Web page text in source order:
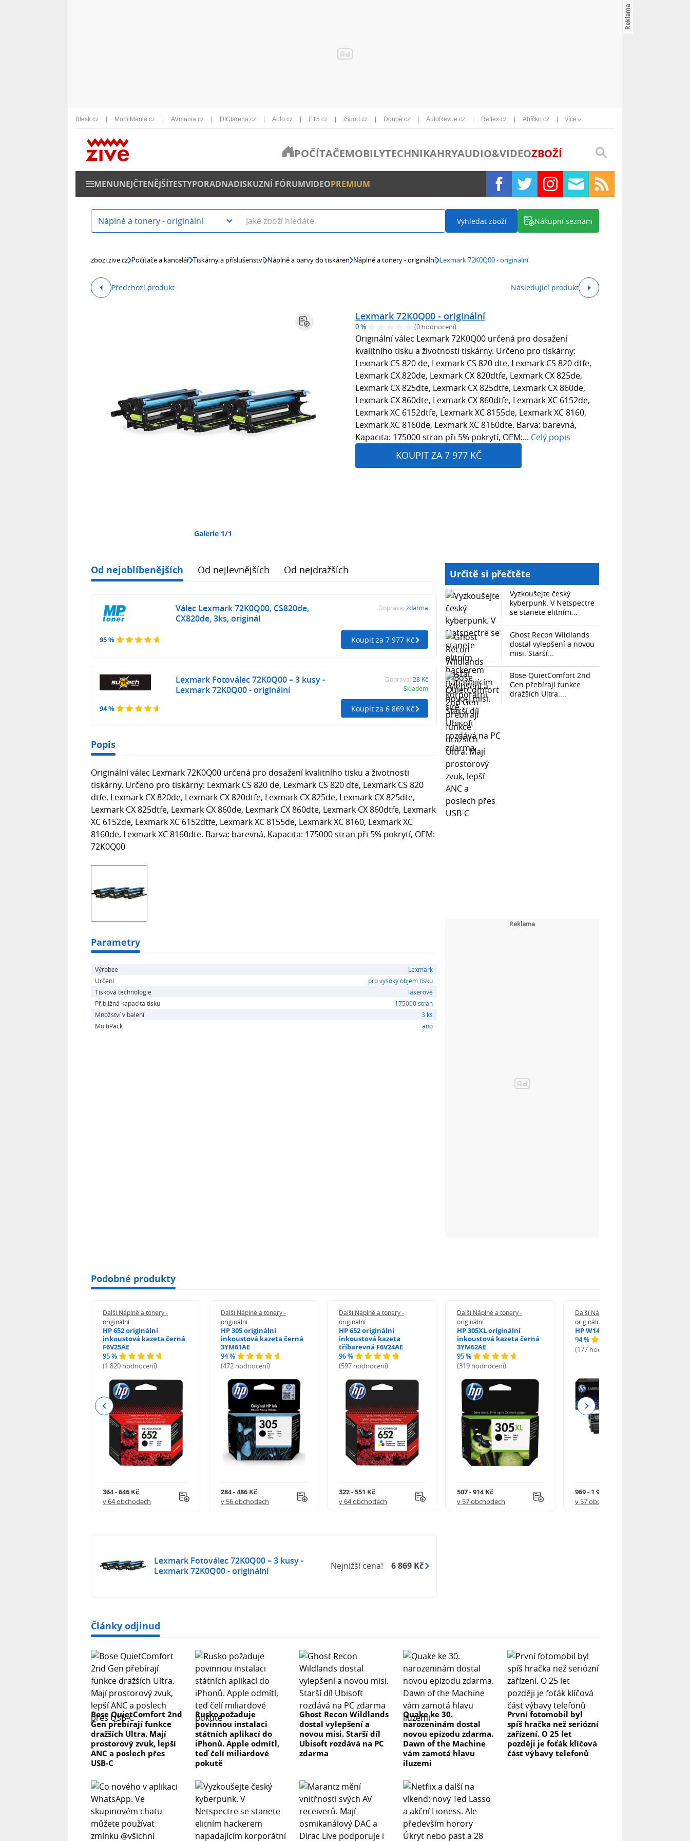
Blesk.cz MobilMania.cz AVmania.cz DIGIarena.cz Auto.cz E15.cz iSport.cz Doupě.cz AutoRevue.cz Reflex.cz Ábíčko.cz více
POČÍTAČEMOBILYTECHNIKAHRYAUDIO&VIDEOZBOŽÍ
MENUNEJČTENĚJŠÍTESTYPORADNADISKUZNÍ FÓRUMVIDEOPREMIUM
Náplně a tonery - originální Vyhledat zboží Nákupní seznam
zbozi.zive.cz Počítače a kancelář Tiskárny a příslušenství Náplně a barvy do tiskáren Náplně a tonery - originální Lexmark 72K0Q00 - originální
Předchozí produkt Následující produkt
Galerie 1/1
Lexmark 72K0Q00 - originální
0 % (0 hodnocení)
Originální válec Lexmark 72K0Q00 určená pro dosažení
kvalitního tisku a životnosti tiskárny. Určeno pro tiskárny:
Lexmark CS 820 de, Lexmark CS 820 dte, Lexmark CS 820 dtfe,
Lexmark CX 820de, Lexmark CX 820dtfe, Lexmark CX 825de,
Lexmark CX 825dte, Lexmark CX 825dtfe, Lexmark CX 860de,
Lexmark CX 860dte, Lexmark CX 860dtfe, Lexmark XC 6152de,
Lexmark XC 6152dtfe, Lexmark XC 8155de, Lexmark XC 8160,
Lexmark XC 8160de, Lexmark XC 8160dte. Barva: barevná,
Kapacita: 175000 stran při 5% pokrytí, OEM:... Celý popis
KOUPIT ZA 7 977 KČ
Od nejoblíbenějších Od nejlevnějších Od nejdražších
95 %
Válec Lexmark 72K0Q00, CS820de,
CX820de, 3ks, originál
Doprava: zdarma
Koupit za 7 977 Kč
94 %
Lexmark Fotoválec 72K0Q00 – 3 kusy -
Lexmark 72K0Q00 - originální
Doprava: 28 Kč
Skladem
Koupit za 6 869 Kč
Popis
Originální válec Lexmark 72K0Q00 určená pro dosažení kvalitního tisku a životnosti
tiskárny. Určeno pro tiskárny: Lexmark CS 820 de, Lexmark CS 820 dte, Lexmark CS 820
dtfe, Lexmark CX 820de, Lexmark CX 820dtfe, Lexmark CX 825de, Lexmark CX 825dte,
Lexmark CX 825dtfe, Lexmark CX 860de, Lexmark CX 860dte, Lexmark CX 860dtfe, Lexmark
XC 6152de, Lexmark XC 6152dtfe, Lexmark XC 8155de, Lexmark XC 8160, Lexmark XC
8160de, Lexmark XC 8160dte. Barva: barevná, Kapacita: 175000 stran při 5% pokrytí, OEM:
72K0Q00
Parametry
Výrobce
Lexmark
Určení
pro vysoký objem tisku
Tisková technologie
laserové
Přibližná kapacita tisku
175000 stran
Množství v balení
3 ks
MultiPack
ano
Určitě si přečtěte
Vyzkoušejte český
kyberpunk. V Netspectre
se stanete elitním...
Ghost Recon Wildlands
dostal vylepšení a novou
misi. Starší...
Bose QuietComfort 2nd
Gen přebírají funkce
dražších Ultra....
Podobné produkty
Další Náplně a tonery -
originální
HP 652 originální
inkoustová kazeta černá
F6V25AE
95 %
(1 820 hodnocení)
364 - 646 Kč
v 64 obchodech
Další Náplně a tonery -
originální
HP 305 originální
inkoustová kazeta černá
3YM61AE
94 %
(472 hodnocení)
284 - 486 Kč
v 56 obchodech
Další Náplně a tonery -
originální
HP 652 originální
inkoustová kazeta
tříbarevná F6V24AE
96 %
(597 hodnocení)
322 - 551 Kč
v 64 obchodech
Další Náplně a tonery -
originální
HP 305XL originální
inkoustová kazeta černá
3YM62AE
95 %
(319 hodnocení)
507 - 914 Kč
v 57 obchodech
Další Náplně a tonery -
originální
HP W1420A - originální
94 %
(177 hodnocení)
969 - 1 918 Kč
v 57 obchodech
Previous Next
Lexmark Fotoválec 72K0Q00 – 3 kusy -
Lexmark 72K0Q00 - originální
Nejnižší cena! 6 869 Kč
Články odjinud
Bose QuietComfort 2nd
Gen přebírají funkce
dražších Ultra. Mají
prostorový zvuk, lepší
ANC a poslech přes
USB-C
Rusko požaduje
povinnou instalaci
státních aplikací do
iPhonů. Apple odmítl,
teď čelí miliardové
pokutě
Ghost Recon Wildlands
dostal vylepšení a
novou misi. Starší díl
Ubisoft rozdává na PC
zdarma
Quake ke 30.
narozeninám dostal
novou epizodu zdarma.
Dawn of the Machine
vám zamotá hlavu
iluzemi
První fotomobil byl
spíš hračka než seriózní
zařízení. O 25 let
později je foťák klíčová
část výbavy telefonů